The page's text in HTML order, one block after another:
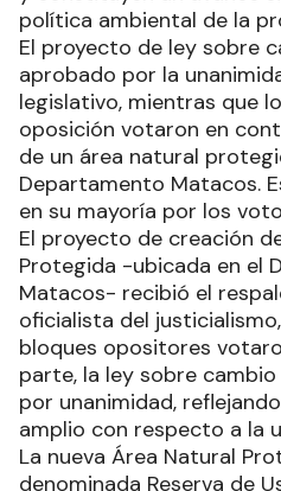
política ambiental de la
El proyecto de ley sobre
aprobado por la
legislativo, mientras que
oposición votaron en
de un área natural
Departamento Matacos.
en su mayoría por los
El proyecto de creación
Protegida -ubicada en el
Matacos- recibió el
oficialista del
bloques opositores
parte, la ley sobre
por unanimidad,
amplio con respecto a la
La nueva Área Natural
denominada Reserva de